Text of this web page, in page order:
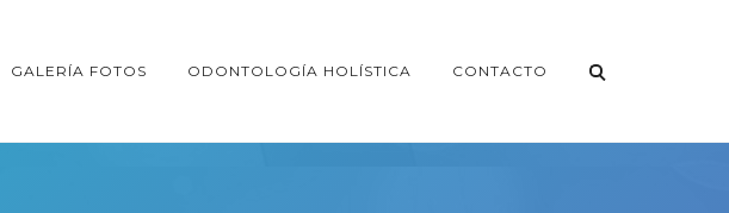
GALERÍA FOTOS ODONTOLOGÍA HOLÍSTICA CONTACTO